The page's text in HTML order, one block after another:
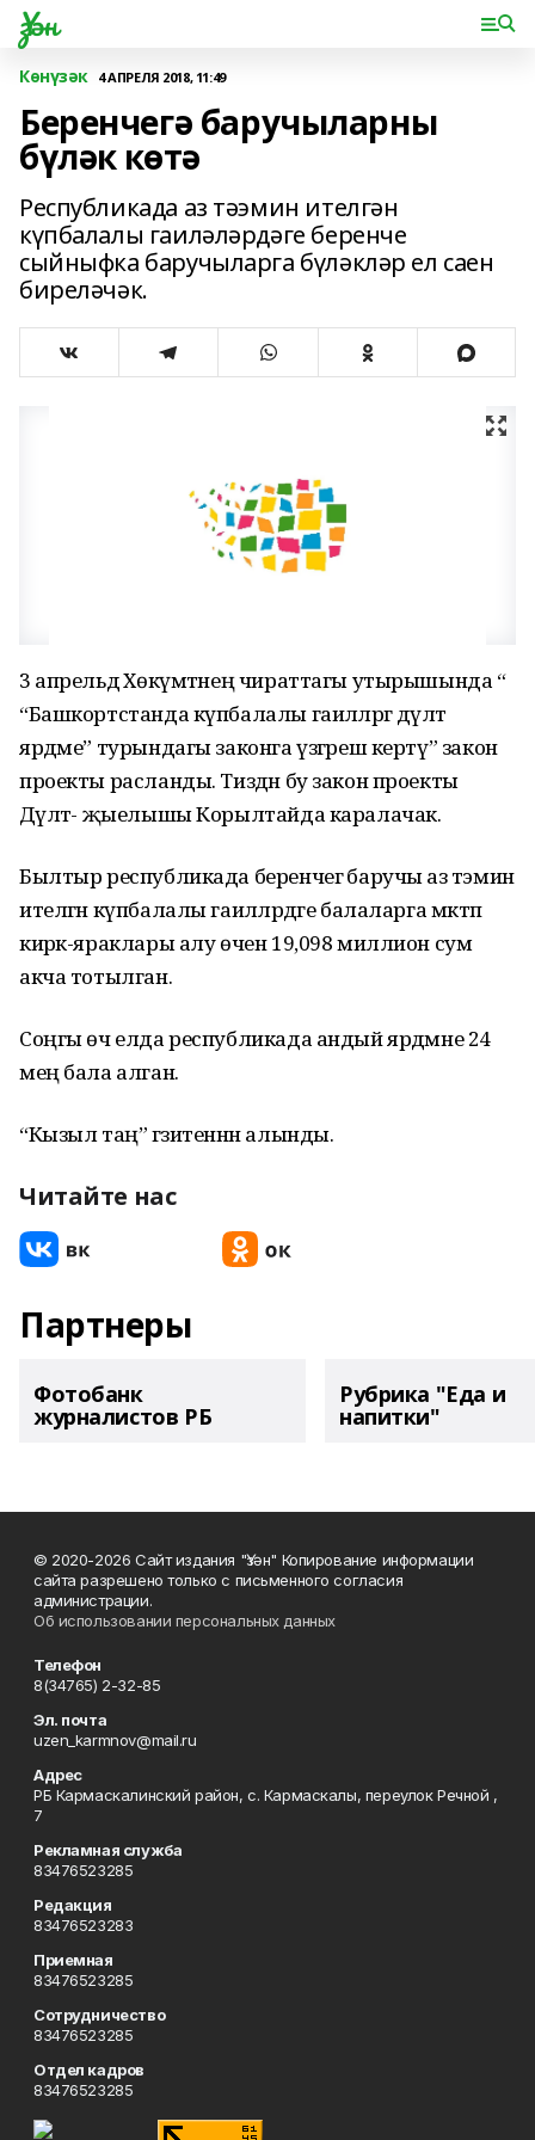
Үзән
Көнүзәк 4 АПРЕЛЯ 2018, 11:49
Беренчегә баручыларны
бүләк көтә
Республикада аз тәэмин ителгән
күпбалалы гаиләләрдәге беренче
сыйныфка баручыларга бүләкләр ел саен
биреләчәк.
3 апрельдә Хөкүмәтнең чираттагы утырышында “
“Башкортстанда күпбалалы гаиләләргә дәүләт
ярдәме” турындагы законга үзгәреш кертү” закон
проекты расланды. Тиздән бу закон проекты
Дәүләт- җыелышы Корылтайда каралачак.
Былтыр республикада беренчегә баручы аз тәэмин
ителгән күпбалалы гаиләләрдәге балаларга мәктәп
кирәк-яраклары алу өчен 19,098 миллион сум
акча тотылган.
Соңгы өч елда республикада андый ярдәмне 24
мең бала алган.
“Кызыл таң” гәзитеннән алынды.
Читайте нас
Партнеры
Фотобанк
журналистов РБ
Рубрика "Еда и
напитки"
© 2020-2026 Сайт издания "Үзән" Копирование информации
сайта разрешено только с письменного согласия
администрации.
Об использовании персональных данных
Телефон
8(34765) 2-32-85
Эл. почта
uzen_karmnov@mail.ru
Адрес
РБ Кармаскалинский район, с. Кармаскалы, переулок Речной ,
7
Рекламная служба
83476523285
Редакция
83476523283
Приемная
83476523285
Сотрудничество
83476523285
Отдел кадров
83476523285